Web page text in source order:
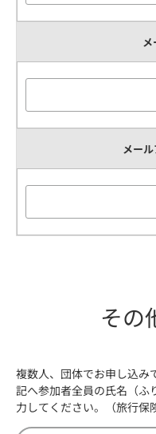
メ
メー
その
複数人、団体でお申し込み
記へ参加者全員の氏名（ふ
力してください。（旅行保